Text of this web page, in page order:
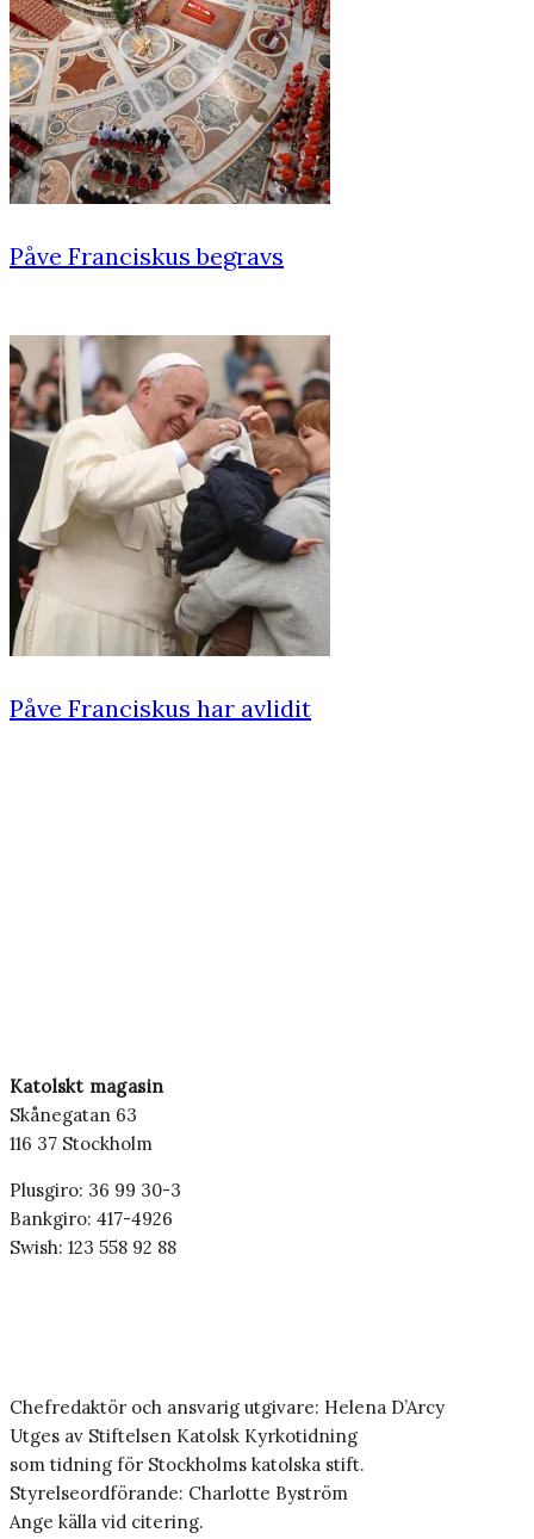
Påve Franciskus begravs
Påve Franciskus har avlidit
Katolskt magasin
Skånegatan 63
116 37 Stockholm
Plusgiro: 36 99 30-3
Bankgiro: 417-4926
Swish: 123 558 92 88
Chefredaktör och ansvarig utgivare: Helena D’Arcy
Utges av Stiftelsen Katolsk Kyrkotidning
som tidning för Stockholms katolska stift.
Styrelseordförande: Charlotte Byström
Ange källa vid citering.